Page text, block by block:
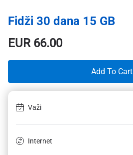
Fidži 30 dana 15 GB
EUR66.00
Add To Cart
Važi
Internet